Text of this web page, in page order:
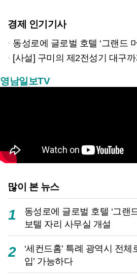
경제 인기기사
동성로에 글로벌 호텔 ‘그랜드 머큐어’ 오나
[사설] 구미의 제2전성기 대구
영남일보TV
많이 본 뉴스
1
동성로에 글로벌 호텔 ‘그랜
보텔 자리 사무실 개설
2
‘세컨드홈’ 특례 광역시 전체
입’ 가능하다